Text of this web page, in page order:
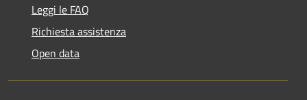
Leggi le FAQ
Richiesta assistenza
Open data